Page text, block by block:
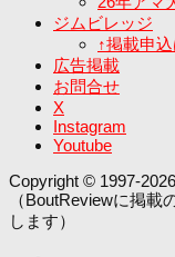
ジムビレッジ
↑掲載申
広告掲載
お問合せ
X
Instagram
Youtube
Copyright © 1997-
（BoutReviewに掲
します）